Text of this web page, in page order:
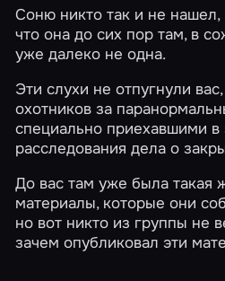
Соню никто так и не нашел,
что она до сих пор там, в
уже далеко не одна.
Эти слухи не отпугнули
охотников за
специально приехавшими в
расследования дела о
До вас там уже была такая
материалы, которые они
но вот никто из группы не
зачем опубликовал эти